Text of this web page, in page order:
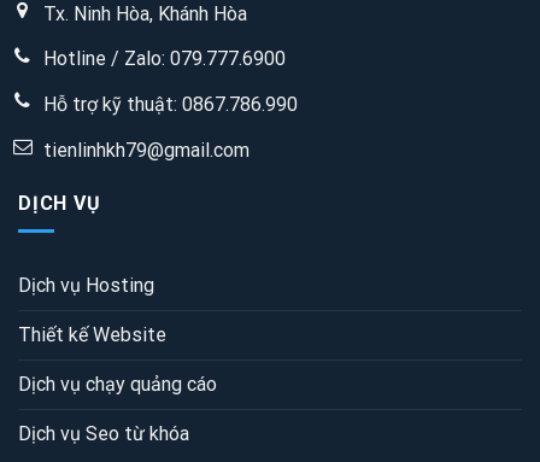
Tx. Ninh Hòa, Khánh Hòa
Hotline / Zalo: 079.777.6900
Hỗ trợ kỹ thuật: 0867.786.990
tienlinhkh79@gmail.com
DỊCH VỤ
Dịch vụ Hosting
Thiết kế Website
Dịch vụ chạy quảng cáo
Dịch vụ Seo từ khóa